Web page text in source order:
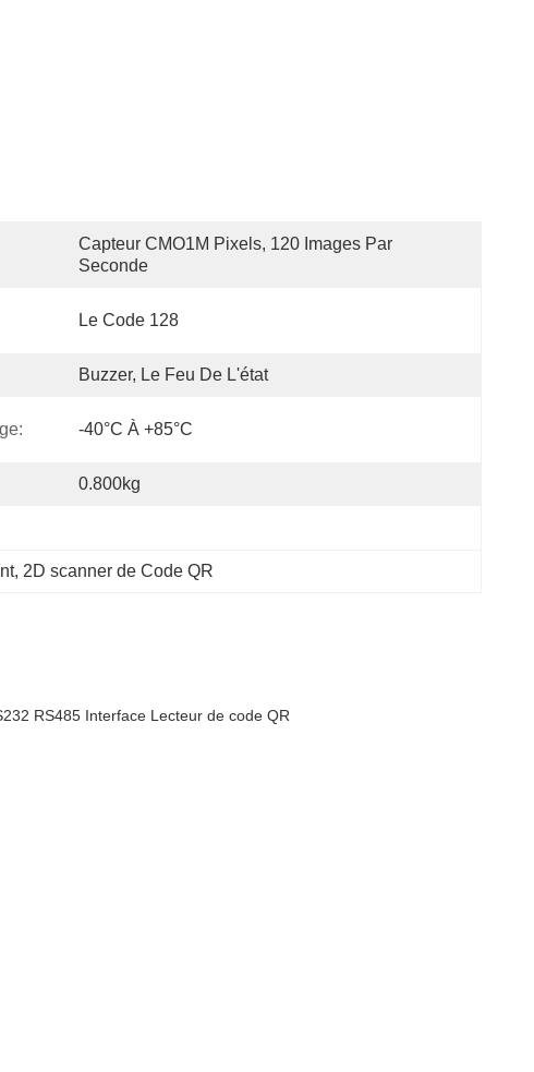
Capteur CMO1M Pixels, 120 Images Par
Seconde
Le Code 128
Buzzer, Le Feu De L'état
-40°C À +85°C
0.800kg
, 2D scanner de Code QR
RS485 Interface Lecteur de code QR